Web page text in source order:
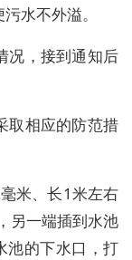
水不外溢。
况，接到通知后
取相应的防范措
米、长1米左右
另一端插到水池
池的下水口，打